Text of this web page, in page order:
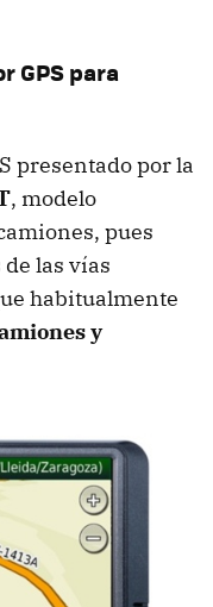
GPSpara
presentado por la
, modelo
pues
las vías
habitualmente
y